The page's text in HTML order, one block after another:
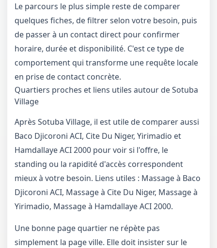
Le parcours le plus simple reste de comparer
quelques fiches, de filtrer selon votre besoin, puis
de passer à un contact direct pour confirmer
horaire, durée et disponibilité. C'est ce type de
comportement qui transforme une requête locale
en prise de contact concrète.
Quartiers proches et liens utiles autour de Sotuba
Village
Après Sotuba Village, il est utile de comparer aussi
Baco Djicoroni ACI, Cite Du Niger, Yirimadio et
Hamdallaye ACI 2000 pour voir si l'offre, le
standing ou la rapidité d'accès correspondent
mieux à votre besoin. Liens utiles : Massage à Baco
Djicoroni ACI, Massage à Cite Du Niger, Massage à
Yirimadio, Massage à Hamdallaye ACI 2000.
Une bonne page quartier ne répète pas
simplement la page ville. Elle doit insister sur le